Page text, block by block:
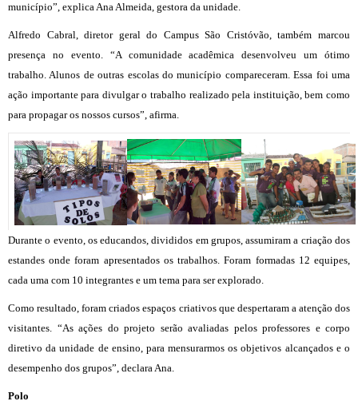
município”, explica Ana Almeida, gestora da unidade.
Alfredo Cabral, diretor geral do Campus São Cristóvão, também marcou
presença no evento. “A comunidade acadêmica desenvolveu um ótimo
trabalho. Alunos de outras escolas do município compareceram. Essa foi uma
ação importante para divulgar o trabalho realizado pela instituição, bem como
para propagar os nossos cursos”, afirma.
Durante o evento, os educandos, divididos em grupos, assumiram a criação dos
estandes onde foram apresentados os trabalhos. Foram formadas 12 equipes,
cada uma com 10 integrantes e um tema para ser explorado.
Como resultado, foram criados espaços criativos que despertaram a atenção dos
visitantes. “As ações do projeto serão avaliadas pelos professores e corpo
diretivo da unidade de ensino, para mensurarmos os objetivos alcançados e o
desempenho dos grupos”, declara Ana.
Polo